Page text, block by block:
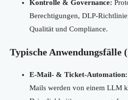
Kontrolle & Governance:
Berechtigungen, DLP-
Qualität und Compliance.
Typische Anwendungsfälle
E-Mail- & Ticket-Automation:
Mails werden von einem LLM